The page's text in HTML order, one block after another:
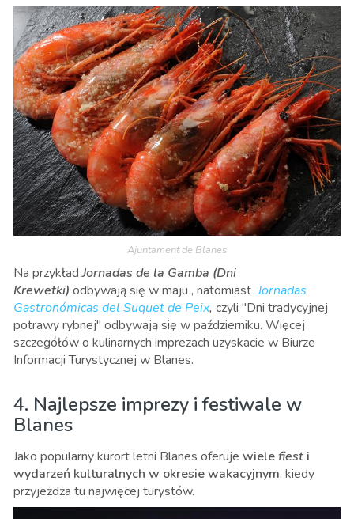
Ajuntament de Blanes
Na przykładJornadas de la Gamba (Dni
Krewetki) odbywają się w maju , natomiastJornadas
Gastronómicas del Suquet de Peix, czyli "Dni tradycyjnej
potrawy rybnej" odbywają się w październiku. Więcej
szczegółów o kulinarnych imprezach uzyskacie w Biurze
Informacji Turystycznej w Blanes.
4. Najlepsze imprezy i festiwale w
Blanes
Jako popularny kurort letni Blanes oferuje wielefiest i
wydarzeń kulturalnych w okresie wakacyjnym, kiedy
przyjeżdża tu najwięcej turystów.